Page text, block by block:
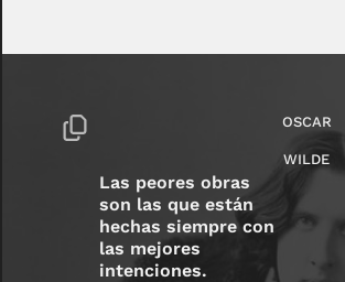
Las peores obras
son las que están
hechas siempre con
las mejores
intenciones.
OSCAR
WILDE